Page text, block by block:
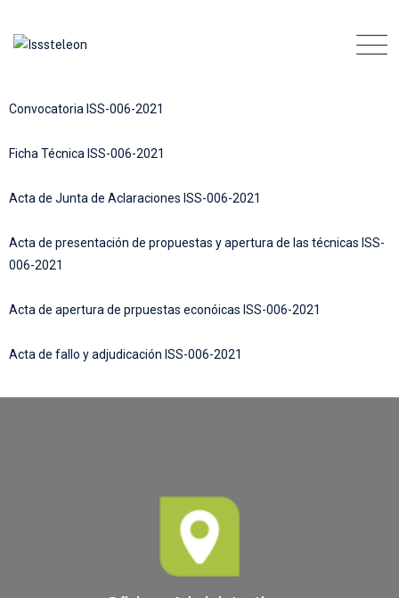
Convocatoria ISS-006-2021
Ficha Técnica ISS-006-2021
Acta de Junta de Aclaraciones ISS-006-2021
Acta de presentación de propuestas y apertura de las técnicas ISS-
006-2021
Acta de apertura de prpuestas econóicas ISS-006-2021
Acta de fallo y adjudicación ISS-006-2021